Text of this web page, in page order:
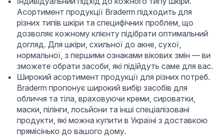
Асортимент продукції Braderm підходить для
різних типів шкіри та специфічних проблем, що
дозволяє кожному клієнту підібрати оптимальний
догляд. Для шкіри, схильної до акне, сухої,
нормальної, з першими ознаками вікових змін — ви
зможете обрати засоби, які підійдуть саме для вас.
Широкий асортимент продукції для різних потреб.
Braderm пропонує широкий вибір засобів для
обличчя та тіла, враховуючи креми, сироватки,
маски, пілінги, лосьйони та інші спеціалізовані
продукти, які можна купити в Україні з доставкою
прямісінько до вашого дому.